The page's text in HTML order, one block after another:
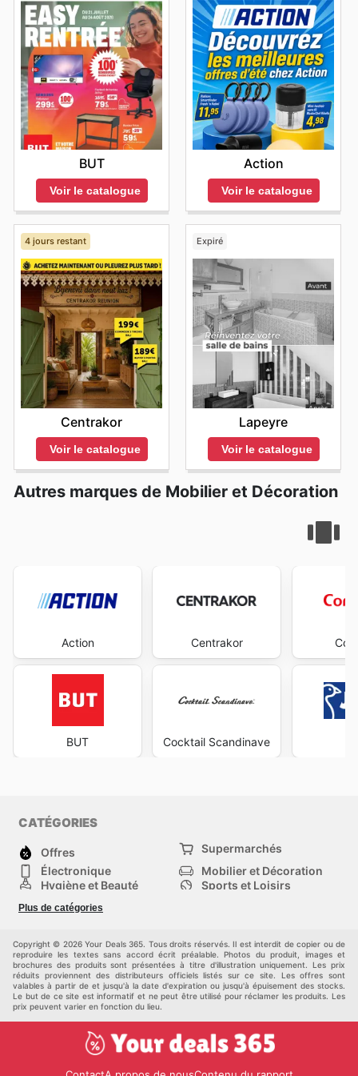
BUT
Voir le catalogue
Action
Voir le catalogue
4 jours restant
Centrakor
Voir le catalogue
Expiré
Lapeyre
Voir le catalogue
Autres marques de Mobilier et Décoration
Action
BUT
Centrakor
Cocktail Scandinave
CATÉGORIES
Offres
Supermarchés
Électronique
Mobilier et Décoration
Hygiène et Beauté
Sports et Loisirs
Mode
Animalerie
maison
Plus de catégories
Copyright © 2026 Your Deals 365. Tous droits réservés. Il est interdit de copier ou de
reproduire les textes sans accord écrit préalable. Photos du produit, images et
brochures des produits sont présentées à titre d'illustration uniquement. Les prix
réduits proviennent des distributeurs officiels listés sur ce site. Les offres sont
valables à partir de et jusqu'à la date d'expiration ou jusqu'à épuisement des stocks.
Le but de ce site est informatif et ne peut être utilisé pour réclamer les produits. Les
prix peuvent varier en fonction du lieu.